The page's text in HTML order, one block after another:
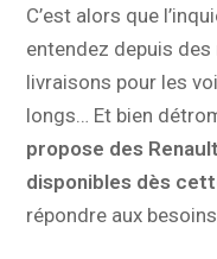
C’est alors que
entendez depuis
livraisons pour les
longs… Et bien
propose des
disponibles dès
répondre aux